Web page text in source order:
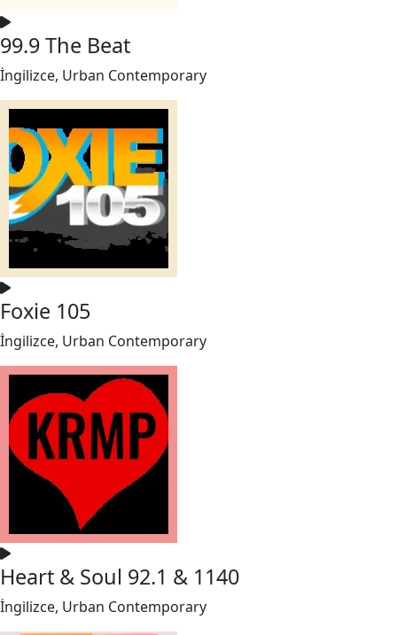
99.9 The Beat
İngilizce, Urban Contemporary
Foxie 105
İngilizce, Urban Contemporary
Heart & Soul 92.1 & 1140
İngilizce, Urban Contemporary